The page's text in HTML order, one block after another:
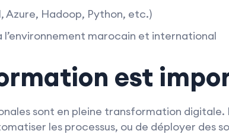
Azure, Hadoop, Python, etc.)
l’environnement marocain et international
est
sont en pleine transformation digitale.
les processus, ou de déployer des